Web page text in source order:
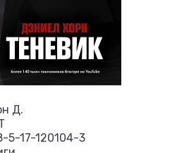
Д.
5-17-120104-3